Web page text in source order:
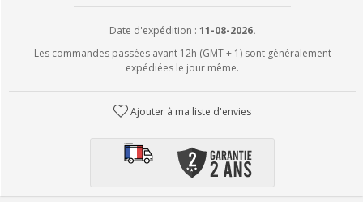
Date d'expédition : 11-08-2026.
Les commandes passées avant 12h (GMT + 1) sont généralement
expédiées le jour même.
Ajouter à ma liste d'envies